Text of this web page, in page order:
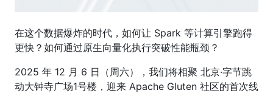
在这个数据爆炸的时代，如何让 Spark 等计算引擎跑得
更快？如何通过原生向量化执行突破性能瓶颈？
2025 年 12 月 6 日（周六），我们将相聚 北京·字节跳
动大钟寺广场1号楼，迎来 Apache Gluten 社区的首次线